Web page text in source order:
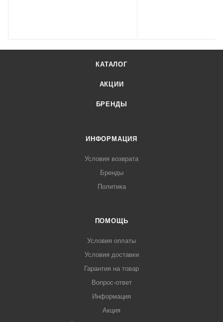
КАТАЛОГ
АКЦИИ
БРЕНДЫ
ИНФОРМАЦИЯ
Условия возврата
Бренды
Политика
ПОМОЩЬ
Условия оплаты
Условия доставки
Гарантия на товар
Вопрос-ответ
Информация
Акция